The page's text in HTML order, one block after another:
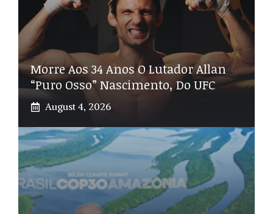
Morre Aos 34 Anos O Lutador Allan
“Puro Osso” Nascimento, Do UFC
August 4, 2026